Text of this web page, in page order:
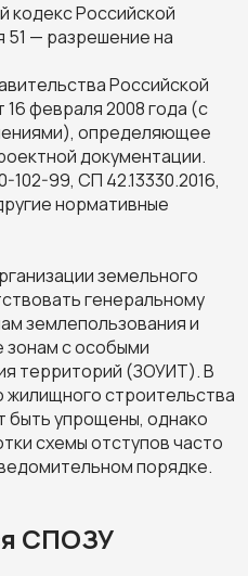
кодекс Российской
— разрешение на
Российской
февраля 2008 года (с
определяющее
документации.
99, СП 42.13330.2016,
нормативные
земельного
генеральному
землепользования и
зонам с особыми
территорий (ЗОУИТ). В
жилищного строительства
упрощены, однако
схемы отступов часто
порядке.
СПОЗУ